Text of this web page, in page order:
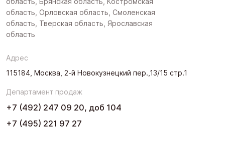
область, Орловская область, Смоленская
область, Тверская область, Ярославская
область
Адрес
115184, Москва, 2-й Новокузнецкий пер.,13/15 стр.1
Департамент продаж
+7 (492) 247 09 20, доб 104
+7 (495) 221 97 27